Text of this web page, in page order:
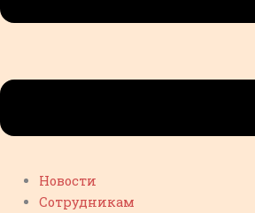
Новости
Сотрудникам